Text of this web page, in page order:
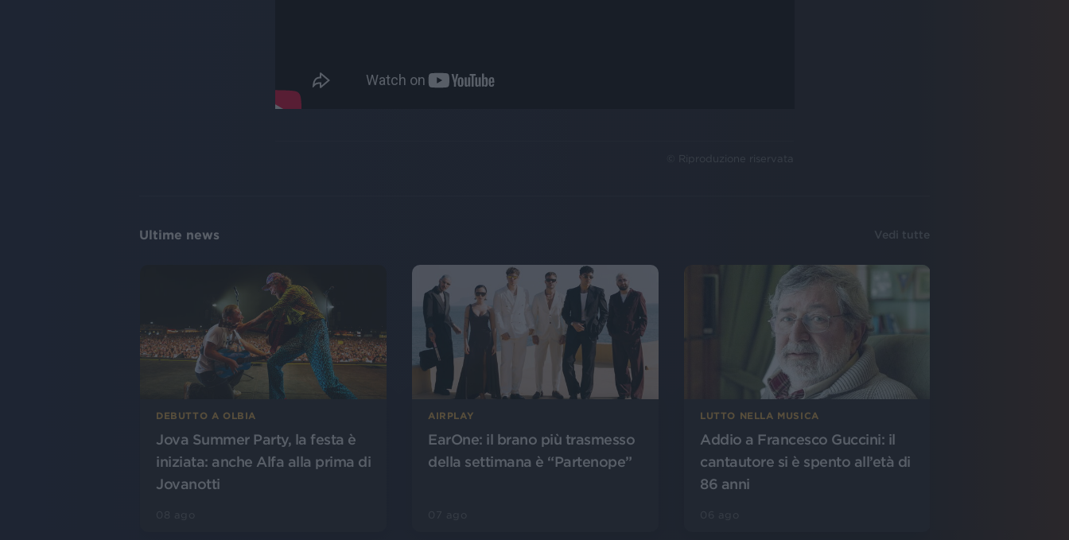
© Riproduzione riservata
Ultime news Vedi tutte
DEBUTTO A OLBIA
Jova Summer Party, la festa è
iniziata: anche Alfa alla prima di
Jovanotti
AIRPLAY
EarOne: il brano più trasmesso
della settimana è “Partenope”
LUTTO NELLA MUSICA
Addio a Francesco Guccini: il
cantautore si è spento all’età di
86 anni